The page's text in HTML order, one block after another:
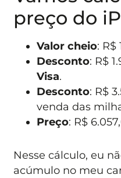
preço do
Valor cheio: R$
Desconto: R$
Visa.
Desconto: R$
venda das
Preço: R$
Nesse cálculo, eu
acúmulo no meu